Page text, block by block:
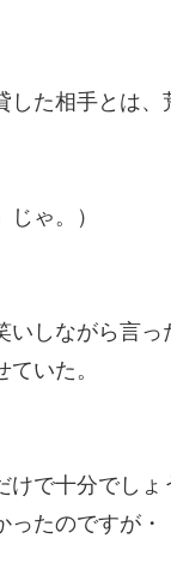
た相手とは
ゃ。）
しながら言っ
いた。
で十分でしょ
たのですが・